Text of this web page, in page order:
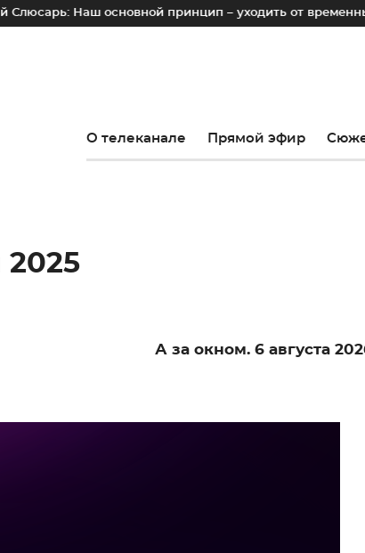
основной принцип – уходить от временных лотков,
О телеканале Прямой эфир
2025
А за окном. 6 августа